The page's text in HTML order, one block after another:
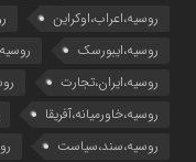
روسیه،اعراب،اوکراین
روسیه،ایبورسک
روسیه،ایران،تجارت
روسیه،خاورمیانه،آفریقا
روسیه،سند،سیاست